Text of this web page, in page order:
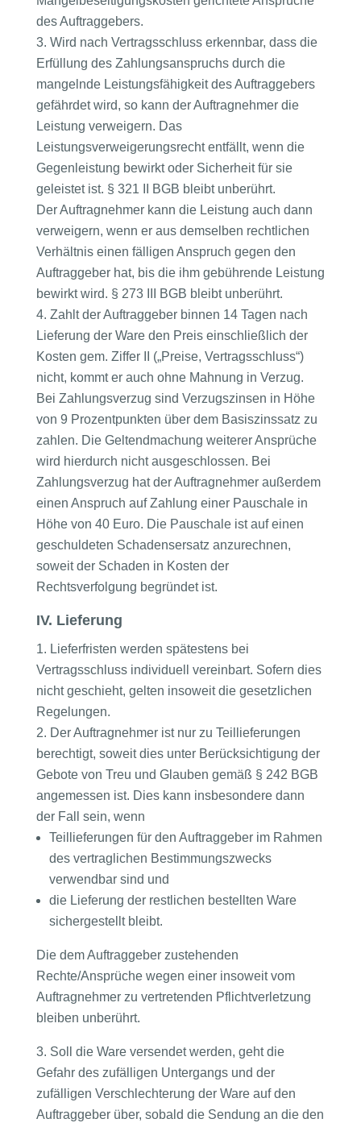
des Auftraggebers.
Wird nach Vertragsschluss erkennbar, dass die
Erfüllung des Zahlungsanspruchs durch die
mangelnde Leistungsfähigkeit des Auftraggebers
gefährdet wird, so kann der Auftragnehmer die
Leistung verweigern. Das
Leistungsverweigerungsrecht entfällt, wenn die
Gegenleistung bewirkt oder Sicherheit für sie
geleistet ist. § 321 II BGB bleibt unberührt.
Der Auftragnehmer kann die Leistung auch dann
verweigern, wenn er aus demselben rechtlichen
Verhältnis einen fälligen Anspruch gegen den
Auftraggeber hat, bis die ihm gebührende Leistung
bewirkt wird. § 273 III BGB bleibt unberührt.
Zahlt der Auftraggeber binnen 14 Tagen nach
Lieferung der Ware den Preis einschließlich der
Kosten gem. Ziffer II („Preise, Vertragsschluss“)
nicht, kommt er auch ohne Mahnung in Verzug.
Bei Zahlungsverzug sind Verzugszinsen in Höhe
von 9 Prozentpunkten über dem Basiszinssatz zu
zahlen. Die Geltendmachung weiterer Ansprüche
wird hierdurch nicht ausgeschlossen. Bei
Zahlungsverzug hat der Auftragnehmer außerdem
einen Anspruch auf Zahlung einer Pauschale in
Höhe von 40 Euro. Die Pauschale ist auf einen
geschuldeten Schadensersatz anzurechnen,
soweit der Schaden in Kosten der
Rechtsverfolgung begründet ist.
IV. Lieferung
Lieferfristen werden spätestens bei
Vertragsschluss individuell vereinbart. Sofern dies
nicht geschieht, gelten insoweit die gesetzlichen
Regelungen.
Der Auftragnehmer ist nur zu Teillieferungen
berechtigt, soweit dies unter Berücksichtigung der
Gebote von Treu und Glauben gemäß § 242 BGB
angemessen ist. Dies kann insbesondere dann
der Fall sein, wenn
Teillieferungen für den Auftraggeber im Rahmen
des vertraglichen Bestimmungszwecks
verwendbar sind und
die Lieferung der restlichen bestellten Ware
sichergestellt bleibt.
Die dem Auftraggeber zustehenden
Rechte/Ansprüche wegen einer insoweit vom
Auftragnehmer zu vertretenden Pflichtverletzung
bleiben unberührt.
Soll die Ware versendet werden, geht die
Gefahr des zufälligen Untergangs und der
zufälligen Verschlechterung der Ware auf den
Auftraggeber über, sobald die Sendung an die den